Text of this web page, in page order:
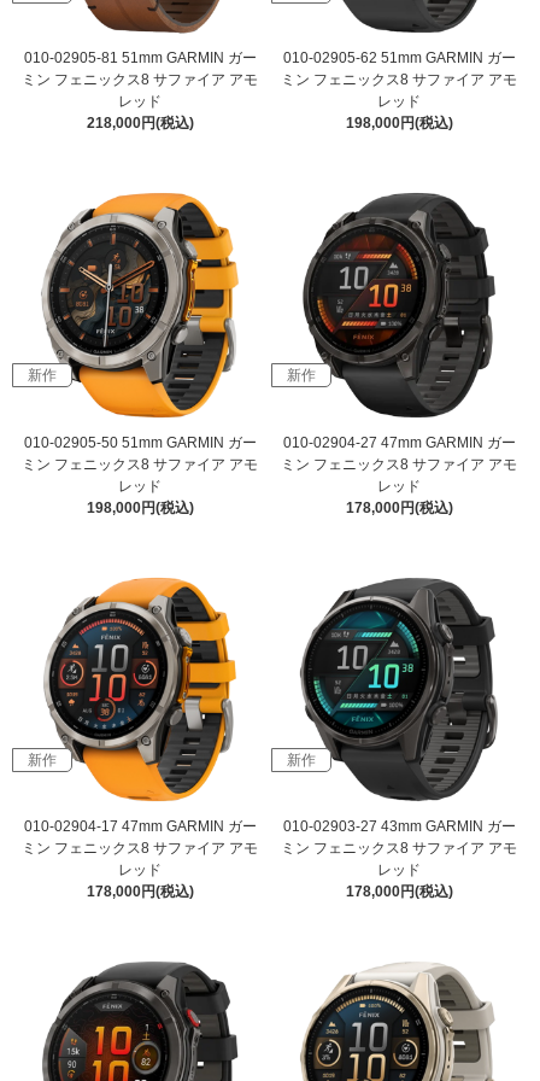
010-02905-81 51mm GARMIN ガー
ミン フェニックス8 サファイア アモ
レッド
218,000円(税込)
010-02905-62 51mm GARMIN ガー
ミン フェニックス8 サファイア アモ
レッド
198,000円(税込)
新作
010-02905-50 51mm GARMIN ガー
ミン フェニックス8 サファイア アモ
レッド
198,000円(税込)
新作
010-02904-27 47mm GARMIN ガー
ミン フェニックス8 サファイア アモ
レッド
178,000円(税込)
新作
010-02904-17 47mm GARMIN ガー
ミン フェニックス8 サファイア アモ
レッド
178,000円(税込)
新作
010-02903-27 43mm GARMIN ガー
ミン フェニックス8 サファイア アモ
レッド
178,000円(税込)